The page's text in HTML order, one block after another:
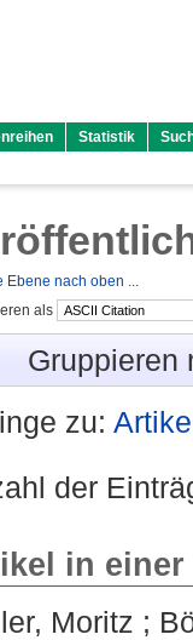
Statistik
Ebene nach oben ...
als
Gruppieren
zu:
der
in
Moritz ;